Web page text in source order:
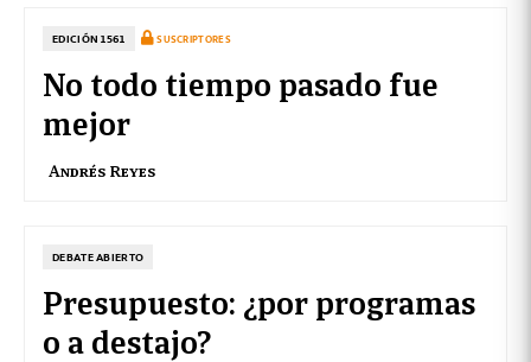
EDICIÓN 1561 SUSCRIPTORES
No todo tiempo pasado fue
mejor
Andrés Reyes
DEBATE ABIERTO
Presupuesto: ¿por programas
o a destajo?